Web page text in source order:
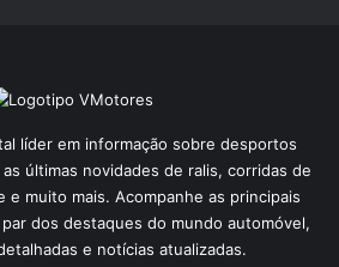
líder em informação sobre desportos
últimas novidades de ralis, corridas de
e muito mais. Acompanhe as principais
dos destaques do mundo automóvel,
e notícias atualizadas.